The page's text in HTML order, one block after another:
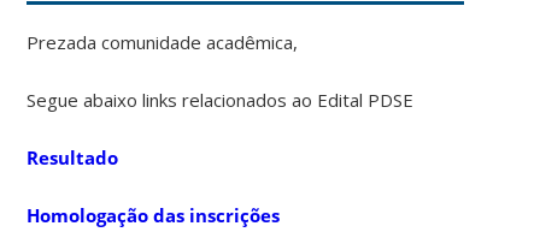
Prezada comunidade acadêmica,
Segue abaixo links relacionados ao Edital PDSE
Resultado
Homologação das inscrições